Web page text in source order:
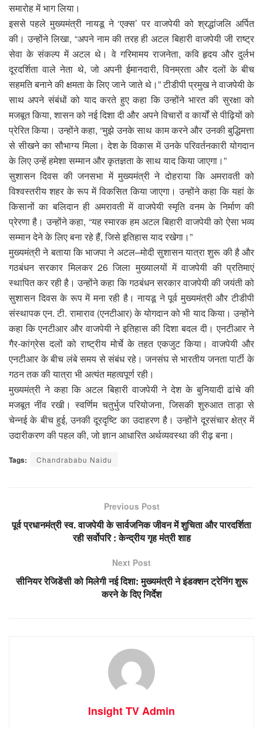
समारोह में भाग लिया।
इससे पहले मुख्यमंत्री नायडू ने ‘एक्स’ पर वाजपेयी को श्रद्धांजलि अर्पित
की। उन्होंने लिखा, “अपने नाम की तरह ही अटल बिहारी वाजपेयी जी राष्ट्र
सेवा के संकल्प में अटल थे। वे गरिमामय राजनेता, कवि हृदय और दुर्लभ
दूरदर्शिता वाले नेता थे, जो अपनी ईमानदारी, विनम्रता और दलों के बीच
सहमति बनाने की क्षमता के लिए जाने जाते थे।” टीडीपी प्रमुख ने वाजपेयी के
साथ अपने संबंधों को याद करते हुए कहा कि उन्होंने भारत की सुरक्षा को
मजबूत किया, शासन को नई दिशा दी और अपने विचारों व कार्यों से पीढ़ियों को
प्रेरित किया। उन्होंने कहा, “मुझे उनके साथ काम करने और उनकी बुद्धिमत्ता
से सीखने का सौभाग्य मिला। देश के विकास में उनके परिवर्तनकारी योगदान
के लिए उन्हें हमेशा सम्मान और कृतज्ञता के साथ याद किया जाएगा।”
सुशासन दिवस की जनसभा में मुख्यमंत्री ने दोहराया कि अमरावती को
विश्वस्तरीय शहर के रूप में विकसित किया जाएगा। उन्होंने कहा कि यहां के
किसानों का बलिदान ही अमरावती में वाजपेयी स्मृति वनम के निर्माण की
प्रेरणा है। उन्होंने कहा, “यह स्मारक हम अटल बिहारी वाजपेयी को ऐसा भव्य
सम्मान देने के लिए बना रहे हैं, जिसे इतिहास याद रखेगा।”
मुख्यमंत्री ने बताया कि भाजपा ने अटल–मोदी सुशासन यात्रा शुरू की है और
गठबंधन सरकार मिलकर 26 जिला मुख्यालयों में वाजपेयी की प्रतिमाएं
स्थापित कर रही है। उन्होंने कहा कि गठबंधन सरकार वाजपेयी की जयंती को
सुशासन दिवस के रूप में मना रही है। नायडू ने पूर्व मुख्यमंत्री और टीडीपी
संस्थापक एन. टी. रामाराव (एनटीआर) के योगदान को भी याद किया। उन्होंने
कहा कि एनटीआर और वाजपेयी ने इतिहास की दिशा बदल दी। एनटीआर ने
गैर-कांग्रेस दलों को राष्ट्रीय मोर्चे के तहत एकजुट किया। वाजपेयी और
एनटीआर के बीच लंबे समय से संबंध रहे। जनसंघ से भारतीय जनता पार्टी के
गठन तक की यात्रा भी अत्यंत महत्वपूर्ण रही।
मुख्यमंत्री ने कहा कि अटल बिहारी वाजपेयी ने देश के बुनियादी ढांचे की
मजबूत नींव रखी। स्वर्णिम चतुर्भुज परियोजना, जिसकी शुरुआत ताड़ा से
चेन्नई के बीच हुई, उनकी दूरदृष्टि का उदाहरण है। उन्होंने दूरसंचार क्षेत्र में
उदारीकरण की पहल की, जो ज्ञान आधारित अर्थव्यवस्था की रीढ़ बना।
Tags: Chandrababu Naidu
Previous Post
पूर्व प्रधानमंत्री स्व. वाजपेयी के सार्वजनिक जीवन में शुचिता और पारदर्शिता
रही सर्वोपरि : केन्द्रीय गृह मंत्री शाह
Next Post
सीनियर रेजिडेंसी को मिलेगी नई दिशा: मुख्यमंत्री ने इंडक्शन ट्रेनिंग शुरू
करने के दिए निर्देश
Insight TV Admin